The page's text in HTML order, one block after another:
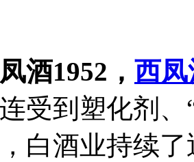
酒1952， 西
受到塑化剂
白酒业持续